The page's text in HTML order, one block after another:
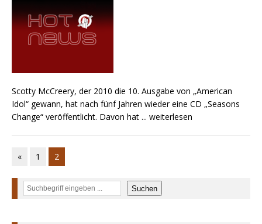
Scotty McCreery, der 2010 die 10. Ausgabe von „American
Idol“ gewann, hat nach fünf Jahren wieder eine CD „Seasons
Change“ veröffentlicht. Davon hat ... weiterlesen
« 1 2
Suchen Suchen